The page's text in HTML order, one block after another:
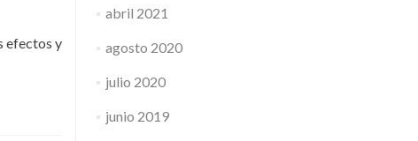
efectos y
abril 2021
agosto 2020
julio 2020
junio 2019